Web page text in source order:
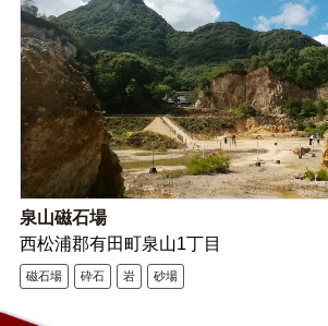
泉山磁石場
西松浦郡有田町泉山1丁目
磁石場 砕石 岩 砂場